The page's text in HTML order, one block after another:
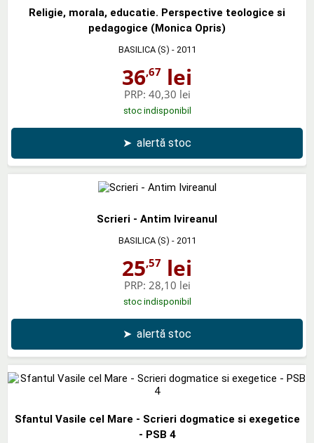
Religie, morala, educatie. Perspective teologice si
pedagogice (Monica Opris)
BASILICA (S) - 2011
36,67 lei
PRP: 40,30 lei
stoc indisponibil
➤ alertă stoc
Scrieri - Antim Ivireanul
BASILICA (S) - 2011
25,57 lei
PRP: 28,10 lei
stoc indisponibil
➤ alertă stoc
Sfantul Vasile cel Mare - Scrieri dogmatice si exegetice
- PSB 4